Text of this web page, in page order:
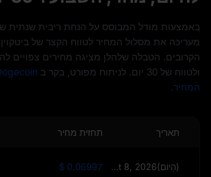
הקרובים. הטבלה שלהלן מציגה מחירים צפויים
ולטווח של 30 יום. לניתוח מפורט, בקר ב
המחיר.
תאריך תחזית מחיר
August 8, 2026(הַיוֹם) $ 0.06997